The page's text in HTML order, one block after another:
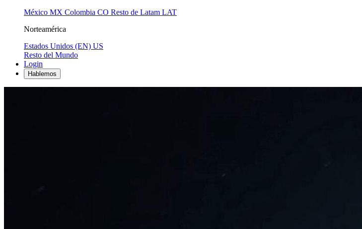
México MX Colombia CO Resto de Latam LAT
Norteamérica
Estados Unidos (EN) US
Resto del Mundo
Login
Hablemos